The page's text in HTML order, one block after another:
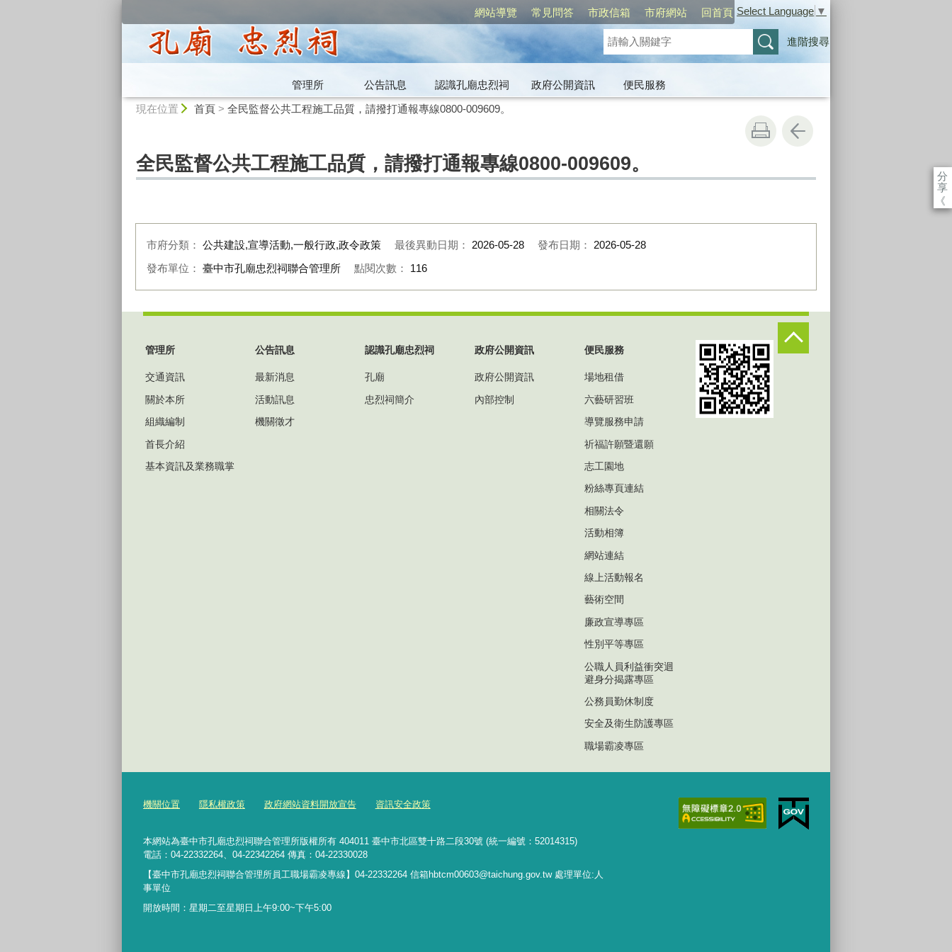
網站導覽 常見問答 市政信箱 市府網站 回首頁 Select Language ▼
進階搜尋
管理所 公告訊息 認識孔廟忠烈祠 政府公開資訊
便民服務
現在位置 首頁> 全民監督公共工程施工品質，請撥打通報專線0800-009609。
分
享
《
全民監督公共工程施工品質，請撥打通報專線0800-009609。
市府分類： 公共建設,宣導活動,一般行政,政令政策 最後異動日期： 2026-05-28 發布日期： 2026-05-28
發布單位： 臺中市孔廟忠烈祠聯合管理所 點閱次數： 116
管理所
交通資訊
關於本所
組織編制
首長介紹
基本資訊及業務職掌
公告訊息
最新消息
活動訊息
機關徵才
認識孔廟忠烈祠
孔廟
忠烈祠簡介
政府公開資訊
政府公開資訊
內部控制
便民服務
場地租借
六藝研習班
導覽服務申請
祈福許願暨還願
志工園地
粉絲專頁連結
相關法令
活動相簿
網站連結
線上活動報名
藝術空間
廉政宣導專區
性別平等專區
公職人員利益衝突迴
避身分揭露專區
公務員勤休制度
安全及衛生防護專區
職場霸凌專區
機關位置 隱私權政策 政府網站資料開放宣告 資訊安全政策
本網站為臺中市孔廟忠烈祠聯合管理所版權所有 404011 臺中市北區雙十路二段30號 (統一編號：52014315)
電話：04-22332264、04-22342264 傳真：04-22330028
【臺中市孔廟忠烈祠聯合管理所員工職場霸凌專線】 04-22332264 信箱hbtcm00603@taichung.gov.tw 處理單位:人
事單位
開放時間：星期二至星期日上午9:00~下午5:00